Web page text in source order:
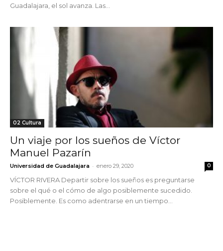
Guadalajara, el sol avanza. Las...
02 Cultura
Un viaje por los sueños de Víctor
Manuel Pazarín
Universidad de Guadalajara - enero 29, 2020 0
VÍCTOR RIVERA Departir sobre los sueños es preguntarse
sobre el qué o el cómo de algo posiblemente sucedido.
Posiblemente. Es como adentrarse en un tiempo...